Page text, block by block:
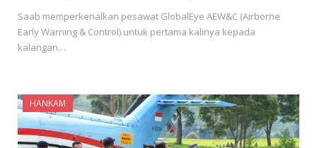
Saab memperkenalkan pesawat GlobalEye AEW&C (Airborne
Early Warning & Control) untuk pertama kalinya kepada
kalangan…
HANKAM